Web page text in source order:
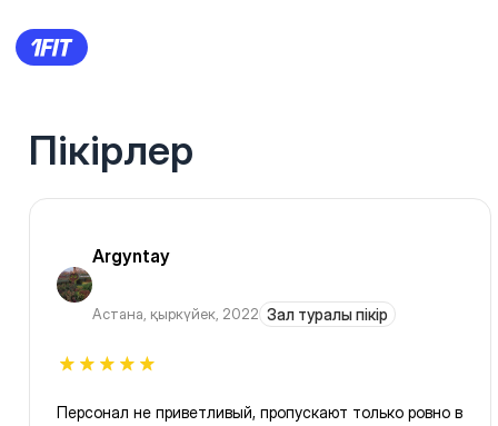
Пікірлер
Argyntay
Астана, қыркүйек, 2022 Зал туралы пікір
Персонал не приветливый, пропускают только ровно в